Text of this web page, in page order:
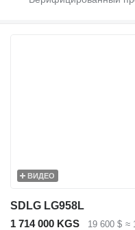
ВИДЕО
SDLG LG958L
1 714 000 KGS
19 600 $ ≈